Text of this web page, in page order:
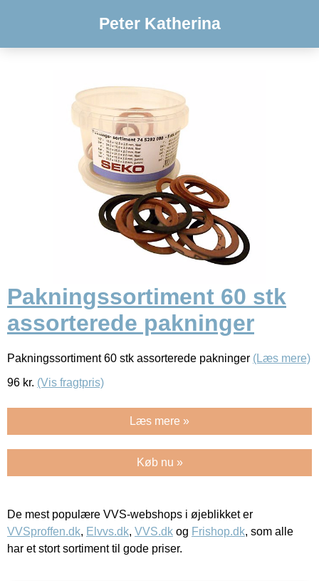
Peter Katherina
Pakningssortiment 60 stk
assorterede pakninger
Pakningssortiment 60 stk assorterede pakninger (Læs mere)
96 kr. (Vis fragtpris)
Læs mere »
Køb nu »
De mest populære VVS-webshops i øjeblikket er
VVSproffen.dk, Elvvs.dk, VVS.dk og Frishop.dk, som alle
har et stort sortiment til gode priser.